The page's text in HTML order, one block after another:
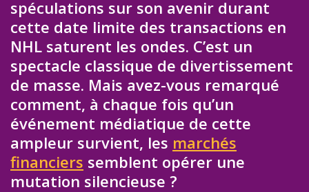
spéculations sur son avenir durant
cette date limite des transactions en
NHL saturent les ondes. C’est un
spectacle classique de divertissement
de masse. Mais avez-vous remarqué
comment, à chaque fois qu’un
événement médiatique de cette
ampleur survient, les marchés
financiers semblent opérer une
mutation silencieuse ?